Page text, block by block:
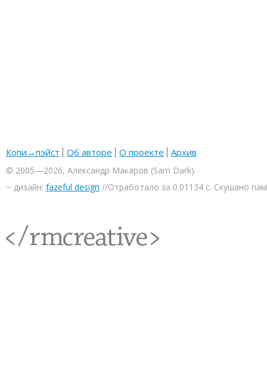
Копи→пэйст Об авторе О проекте Архив
© 2005—2026, Александр Макаров (Sam Dark)
~ дизайн: fazeful design //Отработало за 0.01134 с. Скушано
<rmcreative/>